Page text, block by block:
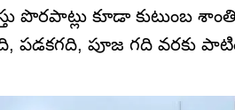
పొరపాట్లు కూడా కుటుంబ
పడకగది, పూజ గది వరకు